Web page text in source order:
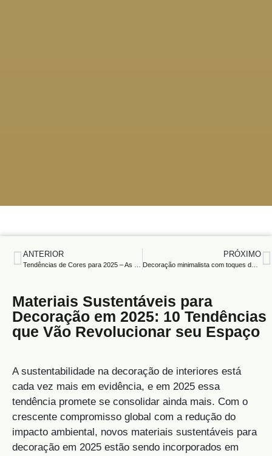
ANTERIOR PRÓXIMO
Decoração minimalista com toques de luxo: Como combinar simplicidade e sofisticação no seu espaço
Materiais Sustentáveis para
Decoração em 2025: 10 Tendências
que Vão Revolucionar seu Espaço
A sustentabilidade na decoração de interiores está
cada vez mais em evidência, e em 2025 essa
tendência promete se consolidar ainda mais. Com o
crescente compromisso global com a redução do
impacto ambiental, novos materiais sustentáveis para
decoração em 2025 estão sendo incorporados em